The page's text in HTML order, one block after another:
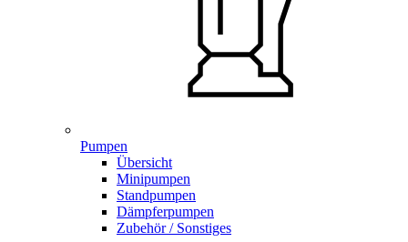
Pumpen
Übersicht
Minipumpen
Standpumpen
Dämpferpumpen
Zubehör / Sonstiges